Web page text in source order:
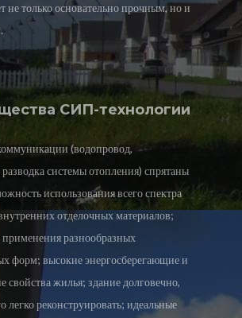
не только основательно прочным, но и
СИП-технологии
(водопровод,
системы отопления) спрятаны
использования всего спектра
отделочных материалов;
разнообразных
форм; высокие энергосберегающие и
свойства жилья; здание долговечно,
легко реконструировать; идеальные